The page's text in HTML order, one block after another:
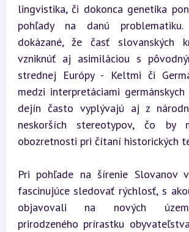
lingvistika, či dokonca genetika
pohľady na danú
dokázané, že časť slovanských
vzniknúť aj asimiláciou s
strednej Európy - Keltmi či
medzi interpretáciami
dejín často vyplývajú aj z
neskorších stereotypov, čo
obozretnosti pri čítaní historických
Pri pohľade na šírenie Slovanov
fascinujúce sledovať rýchlosť, s
objavovali na nových
prirodzeného prírastku